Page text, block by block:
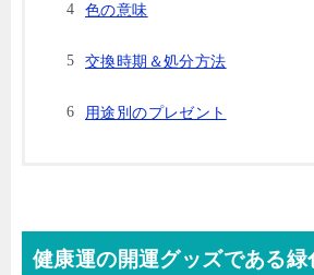
色の意味
交換時期＆処分方法
用途別のプレゼント
健康運の開運グッズである緑